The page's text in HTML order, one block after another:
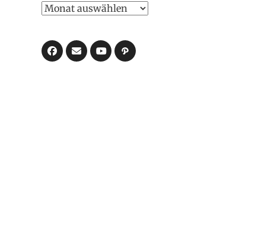
Archiv
Facebook
E-
MailYouTube
Pfad